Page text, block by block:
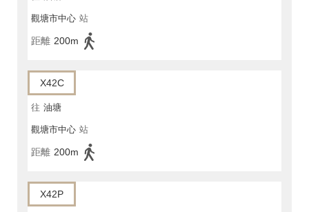
觀塘市中心 站
距離 200m
X42C
往 油塘
觀塘市中心 站
距離 200m
X42P